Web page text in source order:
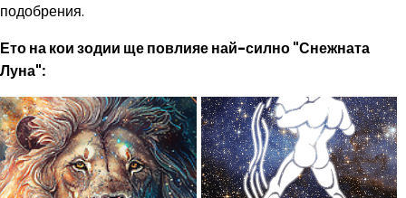
подобрения.
Ето на кои зодии ще повлияе най-силно "Снежната
Луна":